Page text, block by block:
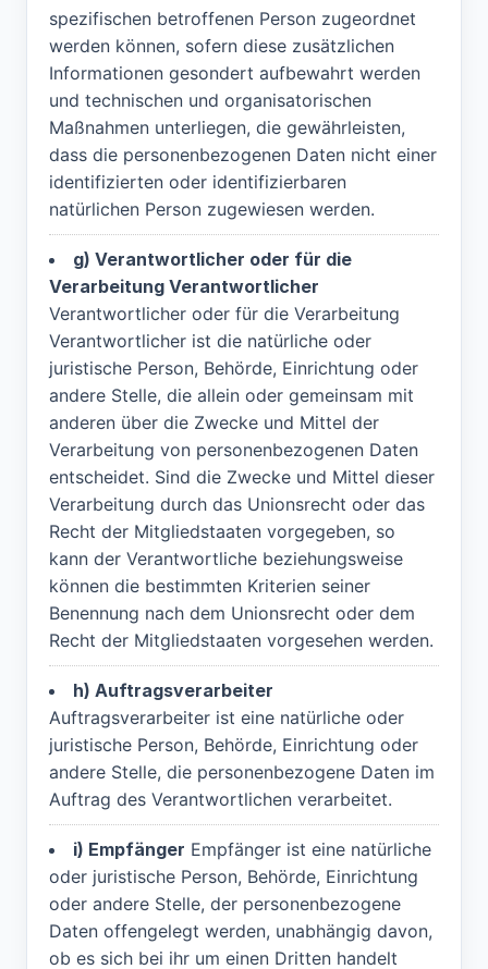
spezifischen betroffenen Person zugeordnet
werden können, sofern diese zusätzlichen
Informationen gesondert aufbewahrt werden
und technischen und organisatorischen
Maßnahmen unterliegen, die gewährleisten,
dass die personenbezogenen Daten nicht einer
identifizierten oder identifizierbaren
natürlichen Person zugewiesen werden.
g) Verantwortlicher oder für die
Verarbeitung Verantwortlicher
Verantwortlicher oder für die Verarbeitung
Verantwortlicher ist die natürliche oder
juristische Person, Behörde, Einrichtung oder
andere Stelle, die allein oder gemeinsam mit
anderen über die Zwecke und Mittel der
Verarbeitung von personenbezogenen Daten
entscheidet. Sind die Zwecke und Mittel dieser
Verarbeitung durch das Unionsrecht oder das
Recht der Mitgliedstaaten vorgegeben, so
kann der Verantwortliche beziehungsweise
können die bestimmten Kriterien seiner
Benennung nach dem Unionsrecht oder dem
Recht der Mitgliedstaaten vorgesehen werden.
h) Auftragsverarbeiter
Auftragsverarbeiter ist eine natürliche oder
juristische Person, Behörde, Einrichtung oder
andere Stelle, die personenbezogene Daten im
Auftrag des Verantwortlichen verarbeitet.
i) Empfänger Empfänger ist eine natürliche
oder juristische Person, Behörde, Einrichtung
oder andere Stelle, der personenbezogene
Daten offengelegt werden, unabhängig davon,
ob es sich bei ihr um einen Dritten handelt